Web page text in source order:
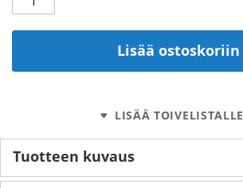
Lisää ostoskoriin
LISÄÄ TOIVELISTALLE
Tuotteen kuvaus